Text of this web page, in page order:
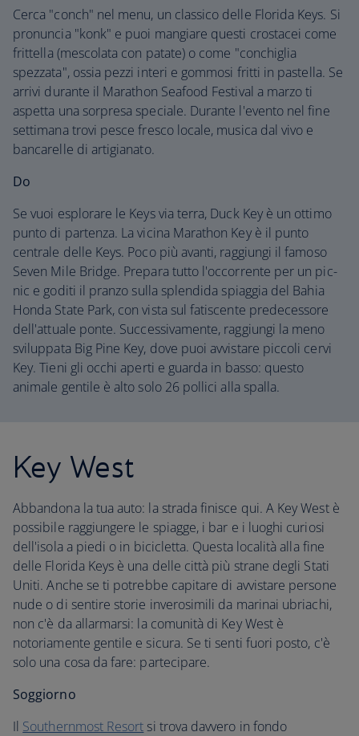
Cerca "conch" nel menu, un classico delle Florida Keys. Si
pronuncia "konk" e puoi mangiare questi crostacei come
frittella (mescolata con patate) o come "conchiglia
spezzata", ossia pezzi interi e gommosi fritti in pastella. Se
arrivi durante il Marathon Seafood Festival a marzo ti
aspetta una sorpresa speciale. Durante l'evento nel fine
settimana trovi pesce fresco locale, musica dal vivo e
bancarelle di artigianato.
Do
Se vuoi esplorare le Keys via terra, Duck Key è un ottimo
punto di partenza. La vicina Marathon Key è il punto
centrale delle Keys. Poco più avanti, raggiungi il famoso
Seven Mile Bridge. Prepara tutto l'occorrente per un pic-
nic e goditi il pranzo sulla splendida spiaggia del Bahia
Honda State Park, con vista sul fatiscente predecessore
dell'attuale ponte. Successivamente, raggiungi la meno
sviluppata Big Pine Key, dove puoi avvistare piccoli cervi
Key. Tieni gli occhi aperti e guarda in basso: questo
animale gentile è alto solo 26 pollici alla spalla.
Key West
Abbandona la tua auto: la strada finisce qui. A Key West è
possibile raggiungere le spiagge, i bar e i luoghi curiosi
dell'isola a piedi o in bicicletta. Questa località alla fine
delle Florida Keys è una delle città più strane degli Stati
Uniti. Anche se ti potrebbe capitare di avvistare persone
nude o di sentire storie inverosimili da marinai ubriachi,
non c'è da allarmarsi: la comunità di Key West è
notoriamente gentile e sicura. Se ti senti fuori posto, c'è
solo una cosa da fare: partecipare.
Soggiorno
Il Southernmost Resort si trova davvero in fondo